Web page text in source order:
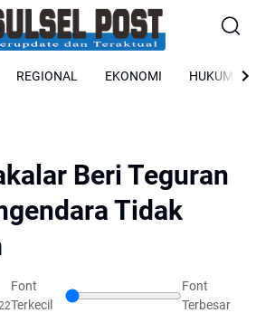
REGIONAL EKONOMI HUKUM
Beri Teguran
Tidak
Font
Terkecil
Font
Terbesar